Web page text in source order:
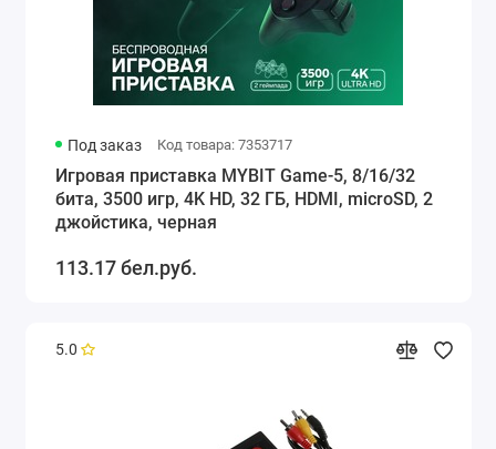
Под заказ Код товара: 7353717
Игровая приставка MYBIT Game-5, 8/16/32
бита, 3500 игр, 4K HD, 32 ГБ, HDMI, microSD, 2
джойстика, черная
113.17 бел.руб.
5.0